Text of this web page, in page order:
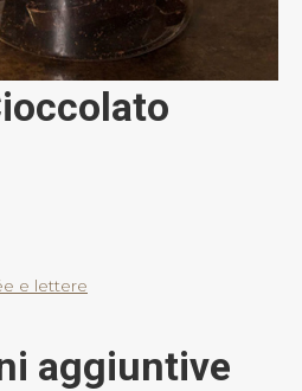
e lettere
aggiuntive